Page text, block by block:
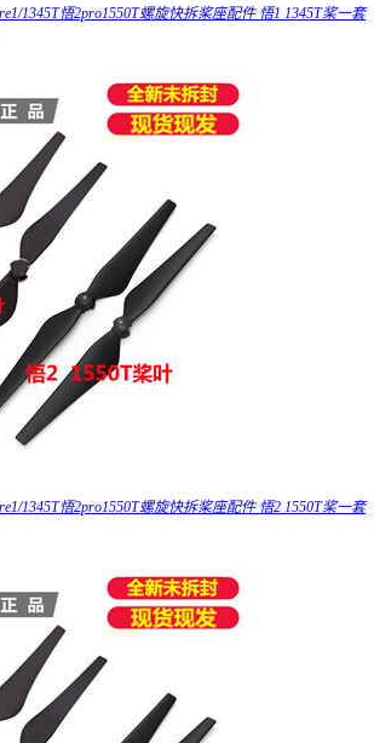
1345T悟2pro1550T螺旋快拆桨座配件 悟1 1345T桨一套
1345T悟2pro1550T螺旋快拆桨座配件 悟2 1550T桨一套